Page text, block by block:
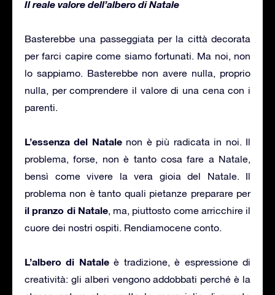
Il reale valore dell’albero di Natale
Basterebbe una passeggiata per la città decorata
per farci capire come siamo fortunati. Ma noi, non
lo sappiamo. Basterebbe non avere nulla, proprio
nulla, per comprendere il valore di una cena con i
parenti.
L’essenza del Natalenon è più radicata in noi. Il
problema, forse, non è tanto cosa fare a Natale,
bensì come vivere la vera gioia del Natale. Il
problema non è tanto quali pietanze preparare per
il pranzo di Natale, ma, piuttosto come arricchire il
cuore dei nostri ospiti. Rendiamocene conto.
L’albero di Nataleè tradizione, è espressione di
creatività: gli alberi vengono addobbati perché è la